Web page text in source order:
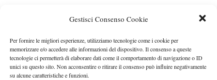
Gestisci Consenso Cookie
Per fornire le migliori esperienze, utilizziamo tecnologie come i cookie per
memorizzare e/o accedere alle informazioni del dispositivo. Il consenso a queste
tecnologie ci permetterà di elaborare dati come il comportamento di navigazione o ID
unici su questo sito. Non acconsentire o ritirare il consenso può influire negativamente
su alcune caratteristiche e funzioni.
sostenibile, stile, anche con noleggio a lungo
termine
Ufficiale l’arrivo degli stop lampeggianti
obbligatori in Italia